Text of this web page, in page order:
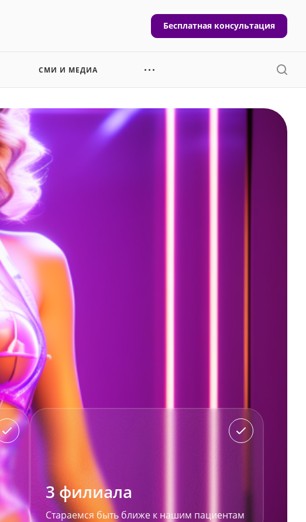
Бесплатная консультация
СМИ И МЕДИА
3 филиала
Стараемся быть ближе к нашим пациентам